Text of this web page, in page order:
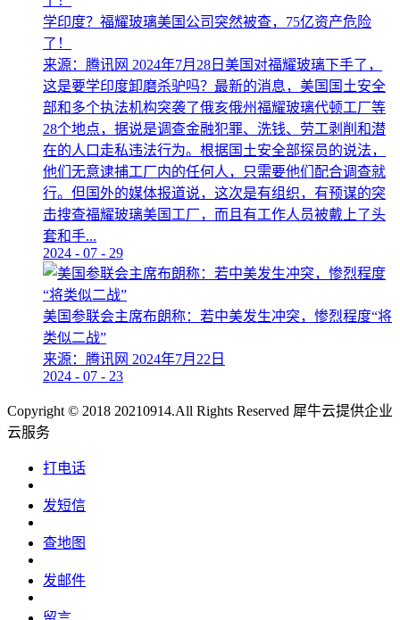
学印度？福耀玻璃美国公司突然被查，75亿资产危险
了！
来源：腾讯网 2024年7月28日美国对福耀玻璃下手了，
这是要学印度卸磨杀驴吗？最新的消息，美国国土安全
部和多个执法机构突袭了俄亥俄州福耀玻璃代顿工厂等
28个地点，据说是调查金融犯罪、洗钱、劳工剥削和潜
在的人口走私违法行为。根据国土安全部探员的说法，
他们无意逮捕工厂内的任何人，只需要他们配合调查就
行。但国外的媒体报道说，这次是有组织，有预谋的突
击搜查福耀玻璃美国工厂，而且有工作人员被戴上了头
套和手...
2024 - 07 - 29
美国参联会主席布朗称：若中美发生冲突，惨烈程度“将
类似二战”
来源：腾讯网 2024年7月22日
2024 - 07 - 23
Copyright © 2018 20210914.All Rights Reserved 犀牛云提供企业
云服务
打电话
发短信
查地图
发邮件